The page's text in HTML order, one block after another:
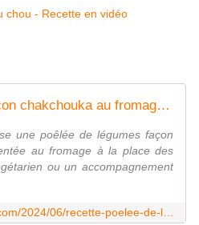
Poêlée de légumes façon chakchouka au fromage - Recette en vidéo - www.sucreetepices.com
une poêlée de légumes façon
au fromage à la place des
ou un accompagnement